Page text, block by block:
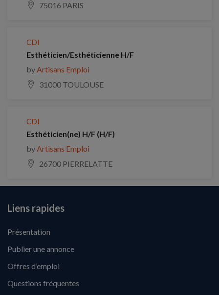
75016 PARIS
CDI
Esthéticien/Esthéticienne H/F
byArtisans Emploi
31000 TOULOUSE
CDI
Esthéticien(ne) H/F (H/F)
byArtisans Emploi
26700 PIERRELATTE
Liens rapides
Présentation
Publier une annonce
Offres d’emploi
Questions fréquentes